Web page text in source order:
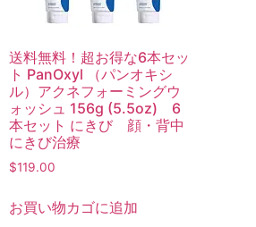
送料無料！超お得な6本セッ
ト PanOxyl （パンオキシ
ル）アクネフォーミングウ
ォッシュ 156g (5.5oz) 6
本セット にきび 顔・背中
にきび治療
$119.00
お買い物カゴに追加